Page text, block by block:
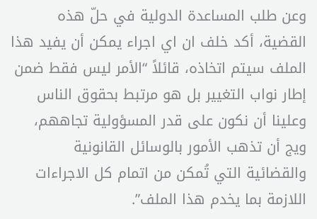
وعن طلب المساعدة الدولية في حلّ هذه
القضية، أكد خلف ان اي اجراء يمكن أن يفيد هذا
الملف سيتم اتخاذه، قائلاً “الأمر ليس فقط ضمن
إطار نواب التغيير بل هو مرتبط بحقوق الناس
وعلينا أن نكون على قدر المسؤولية تجاههم،
ويج أن تذهب الأمور بالوسائل القانونية
والقضائية التي تُمكن من اتمام كل الاجراءات
اللازمة بما يخدم هذا الملف”.